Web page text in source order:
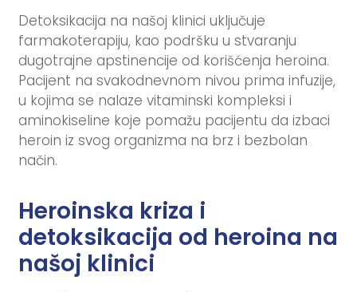
Detoksikacija na našoj klinici uključuje
farmakoterapiju, kao podršku u stvaranju
dugotrajne apstinencije od korišćenja heroina.
Pacijent na svakodnevnom nivou prima infuzije,
u kojima se nalaze vitaminski kompleksi i
aminokiseline koje pomažu pacijentu da izbaci
heroin iz svog organizma na brz i bezbolan
način.
Heroinska kriza i
detoksikacija od heroina na
našoj klinici